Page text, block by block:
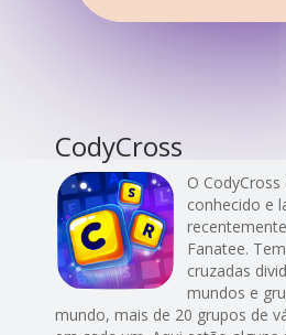
CodyCross
O
conhecido e
Fanatee.
cruzadas
mundos e
mundo, mais de 20 grupos de